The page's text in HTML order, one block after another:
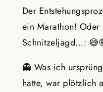
Der
ein Marathon!
Schnitzeljagd…:
👻 Was ich
hatte, war plötzlich